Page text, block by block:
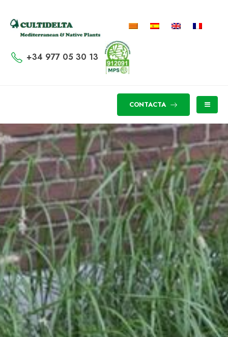
+34 977 05 30 13
CONTACTA